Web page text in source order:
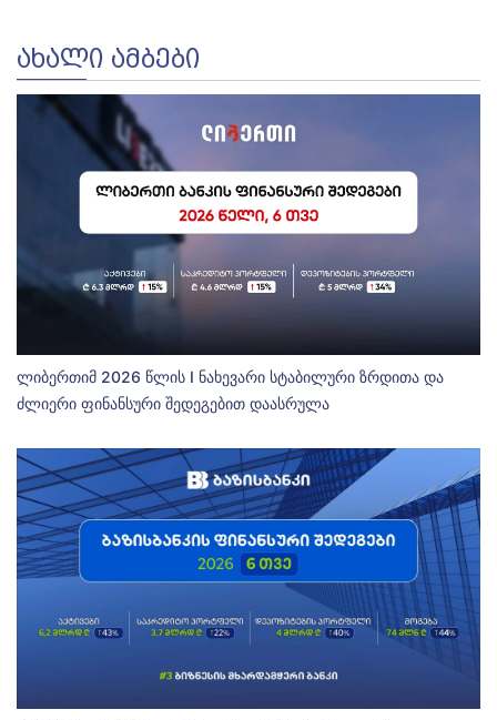
ᲐᲮᲐᲚᲘ ᲐᲛᲑᲔᲑᲘ
ლიბერთიმ 2026 წლის I ნახევარი სტაბილური ზრდითა და
ძლიერი ფინანსური შედეგებით დაასრულა